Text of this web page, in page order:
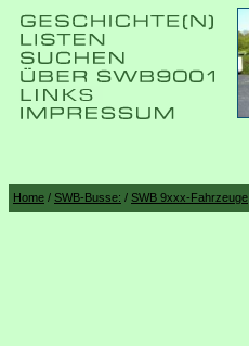
Home / SWB-Busse: / SWB 9xxx-Fahrzeuge